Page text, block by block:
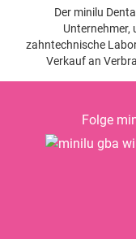
Der minilu
Unternehmer,
zahntechnische
Verkauf an
Folge